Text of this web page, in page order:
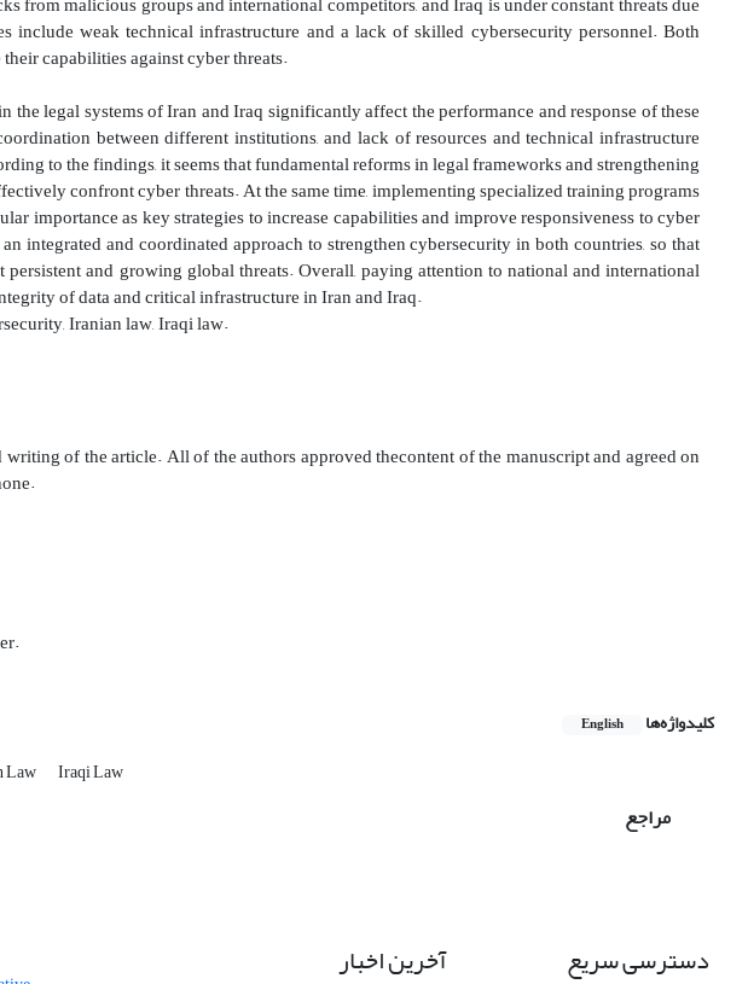
include weak technical infrastructure and a lack of skilled cybersecurity personnel. Both
capabilities against cyber threats.
legal systems of Iran and Iraq significantly affect the performance and response of these
between different institutions, and lack of resources and technical infrastructure
to the findings, it seems that fundamental reforms in legal frameworks and strengthening
confront cyber threats. At the same time, implementing specialized training programs
importance as key strategies to increase capabilities and improve responsiveness to cyber
integrated and coordinated approach to strengthen cybersecurity in both countries, so that
and growing global threats. Overall, paying attention to national and international
of data and critical infrastructure in Iran and Iraq.
Iranian law, Iraqi law.
of the article. All of the authors approved thecontent of the manuscript and agreed on
کلیدواژه‌ها English
Law Iraqi Law
مراجع
دسترسی سریع آخرین اخبار